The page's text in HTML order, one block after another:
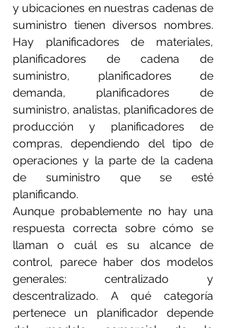
y ubicaciones en nuestras cadenas de
suministro tienen diversos nombres.
Hay planificadores de materiales,
planificadores de cadena de
suministro, planificadores de
demanda, planificadores de
suministro, analistas, planificadores de
producción y planificadores de
compras, dependiendo del tipo de
operaciones y la parte de la cadena
de suministro que se esté
planificando.
Aunque probablemente no hay una
respuesta correcta sobre cómo se
llaman o cuál es su alcance de
control, parece haber dos modelos
generales: centralizado y
descentralizado. A qué categoría
pertenece un planificador depende